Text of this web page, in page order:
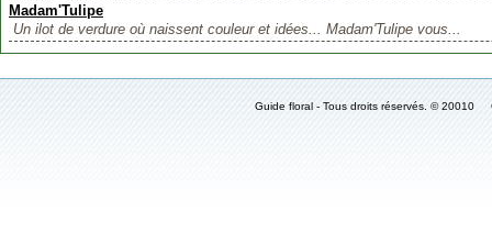
Madam'Tulipe
Un ilot de verdure où naissent couleur et idées... Madam'Tulipe vous...
Guide floral - Tous droits réservés. ©